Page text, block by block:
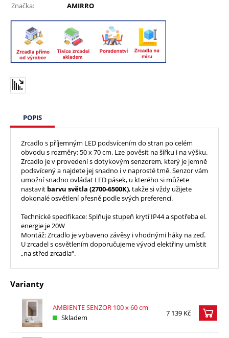
Značka:
AMIRRO
POPIS
Zrcadlo s příjemným LED podsvícením do stran po celém
obvodu s rozměry: 50 x 70 cm. Lze pověsit na šířku i na výšku.
Zrcadlo je v provedení s dotykovým senzorem, který je jemně
podsvícený a najdete jej snadno i v naprosté tmě. Senzor vám
umožní snadno ovládat LED pásek, u kterého si můžete
nastavit barvu světla (2700-6500K), takže si vždy užijete
dokonalé osvětlení přesně podle svých preferencí.
Technické specifikace: Splňuje stupeň krytí IP44 a spotřeba el.
energie je 20W
Montáž: Zrcadlo je vybaveno závěsy i vhodnými háky na zeď.
U zrcadel s osvětlením doporučujeme vývod elektřiny umístit
„na střed zrcadla“.
Varianty
AMBIENTE SENZOR 100 x 60 cm
Skladem
7 139 Kč